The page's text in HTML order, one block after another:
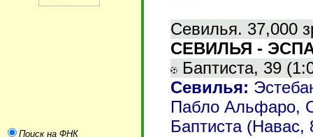
Поиск на ФНК
Севилья. 37,000
СЕВИЛЬЯ -
Баптиста, 39
Севилья:
Пабло Альфаро,
Баптиста